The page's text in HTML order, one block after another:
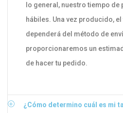
lo general, nuestro tiempo
hábiles. Una vez producido,
dependerá del método de
proporcionaremos un
de hacer tu pedido.
¿Cómo determino cuál es mi